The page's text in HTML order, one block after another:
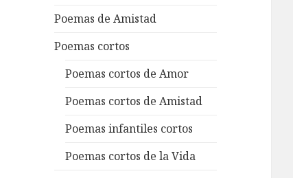
Poemas de Amistad
Poemas cortos
Poemas cortos de Amor
Poemas cortos de Amistad
Poemas infantiles cortos
Poemas cortos de la Vida